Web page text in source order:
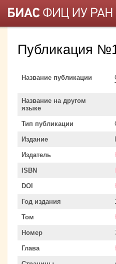
Публикация
Название публикации
Название на другом
языке
Тип публикации
Издание
Издатель
ISBN
DOI
Год издания
Том
Номер
Глава